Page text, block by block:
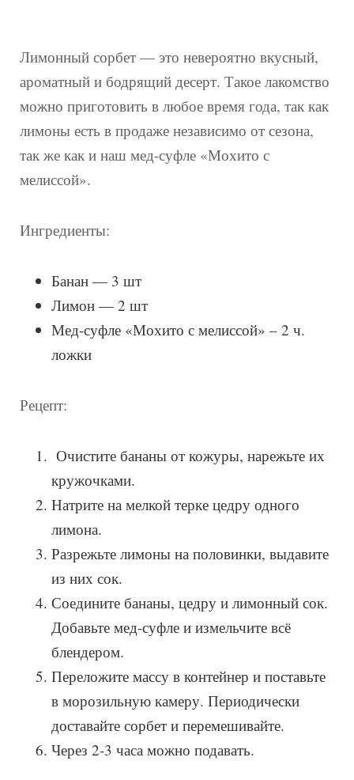
Лимонный сорбет — это невероятно вкусный,
ароматный и бодрящий десерт. Такое лакомство
можно приготовить в любое время года, так как
лимоны есть в продаже независимо от сезона,
так же как и наш мед-суфле «Мохито с
мелиссой».
Ингредиенты:
Банан — 3 шт
Лимон — 2 шт
Мед-суфле «Мохито с мелиссой» – 2 ч.
ложки
Рецепт:
Очистите бананы от кожуры, нарежьте их
кружочками.
Натрите на мелкой терке цедру одного
лимона.
Разрежьте лимоны на половинки, выдавите
из них сок.
Соедините бананы, цедру и лимонный сок.
Добавьте мед-суфле и измельчите всё
блендером.
Переложите массу в контейнер и поставьте
в морозильную камеру. Периодически
доставайте сорбет и перемешивайте.
Через 2-3 часа можно подавать.